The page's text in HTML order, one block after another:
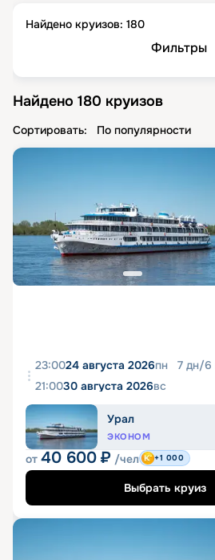
Найдено круизов: 180
Фильтры
Найдено 180 круизов
Сортировать: По популярности
23:0024 августа 2026пн 7 дн/6
21:0030 августа 2026вс
Урал
ЭКОНОМ
от 40 600 ₽ /чел +1 000
Выбрать круиз